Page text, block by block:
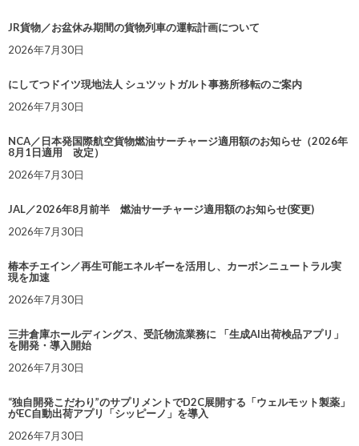
JR貨物／お盆休み期間の貨物列車の運転計画について
2026年7月30日
にしてつドイツ現地法人 シュツットガルト事務所移転のご案内
2026年7月30日
NCA／日本発国際航空貨物燃油サーチャージ適用額のお知らせ（2026年
8月1日適用 改定）
2026年7月30日
JAL／2026年8月前半 燃油サーチャージ適用額のお知らせ(変更)
2026年7月30日
椿本チエイン／再生可能エネルギーを活用し、カーボンニュートラル実
現を加速
2026年7月30日
三井倉庫ホールディングス、受託物流業務に 「生成AI出荷検品アプリ」
を開発・導入開始
2026年7月30日
“独自開発こだわり”のサプリメントでD2C展開する「ウェルモット製薬」
がEC自動出荷アプリ「シッピーノ」を導入
2026年7月30日